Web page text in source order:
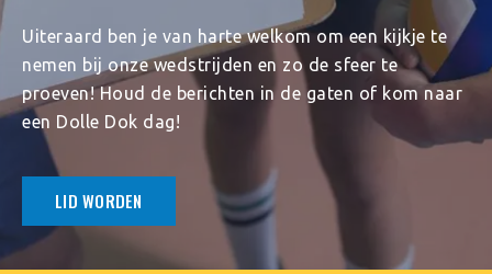
Uiteraard ben je van harte welkom om een kijkje te
nemen bij onze wedstrijden en zo de sfeer te
proeven! Houd de berichten in de gaten of kom naar
een Dolle Dok dag!
LID WORDEN